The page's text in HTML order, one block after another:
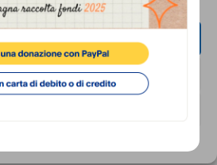
ACCETTA
NEGA